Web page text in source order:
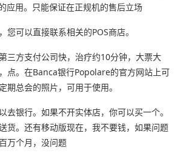
应用。只能保证在正规机的售后立场
您可以直接联系相关的POS商店。
三方支付公司快，治疗约10分钟，大票大
点。在Banca银行Popolare的官方网站上可
期总会的照片，可用于使用。
去银行。如果不开实体店，你可以买一个。
货。还有移动版现在，我不要钱，如果问题
万个月，没问题